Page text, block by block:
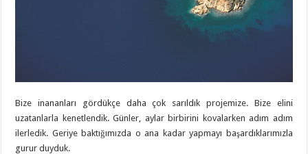
Bize inananları gördükçe daha çok sarıldık projemize. Bize elini
uzatanlarla kenetlendik. Günler, aylar birbirini kovalarken adım adım
ilerledik. Geriye baktığımızda o ana kadar yapmayı başardıklarımızla
gurur duyduk.